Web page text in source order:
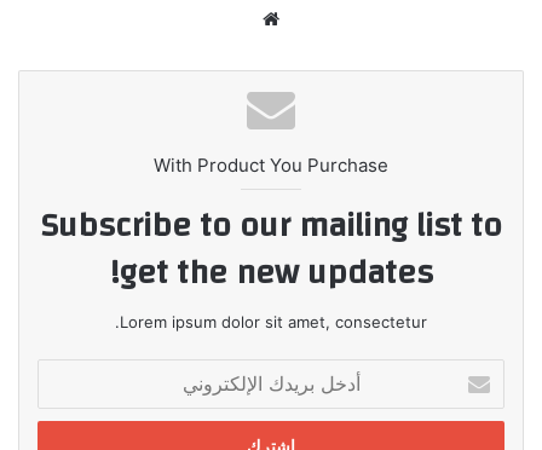
With Product You Purchase
Subscribe to our mailing list to
get the new updates!
Lorem ipsum dolor sit amet, consectetur.
بريدك
الإلكتروني